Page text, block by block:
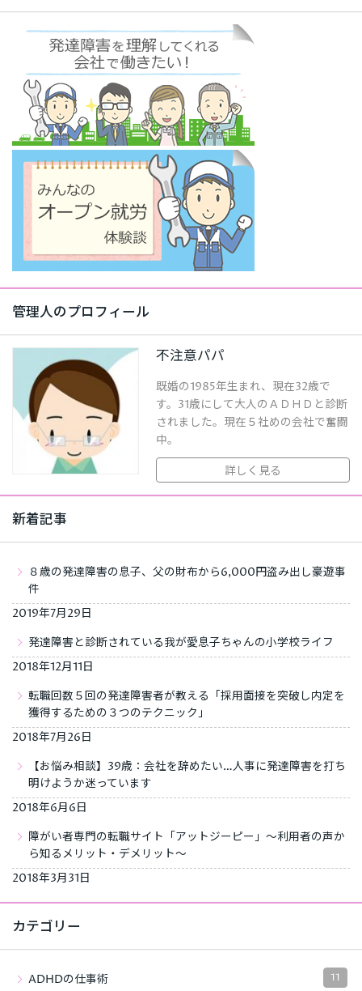
管理人のプロフィール
不注意パパ
既婚の1985年生まれ、現在32歳で
す。31歳にして大人のＡＤＨＤと診断
されました。現在５社めの会社で奮闘
中。
詳しく見る
新着記事
８歳の発達障害の息子、父の財布から6,000円盗み出し豪遊事
件
2019年7月29日
発達障害と診断されている我が愛息子ちゃんの小学校ライフ
2018年12月11日
転職回数５回の発達障害者が教える「採用面接を突破し内定を
獲得するための３つのテクニック」
2018年7月26日
【お悩み相談】39歳：会社を辞めたい…人事に発達障害を打ち
明けようか迷っています
2018年6月6日
障がい者専門の転職サイト「アットジーピー」～利用者の声か
ら知るメリット・デメリット～
2018年3月31日
カテゴリー
ADHDの仕事術 11